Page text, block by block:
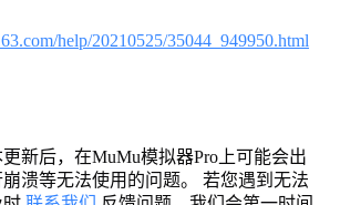
help/20210525/35044_949950.html
新后，在MuMu模拟器Pro上可能会出
溃等无法使用的问题。 若您遇到无法